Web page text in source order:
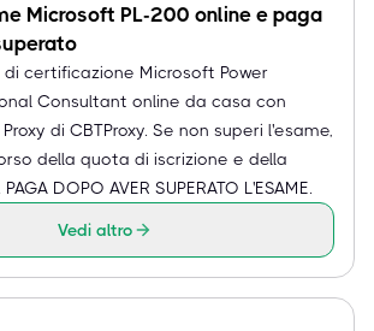
Microsoft PL-200 online e paga
di certificazione Microsoft Power
Consultant online da casa con
di CBTProxy. Se non superi l'esame,
della quota di iscrizione e della
DOPO AVER SUPERATO L'ESAME.
Vedi altro